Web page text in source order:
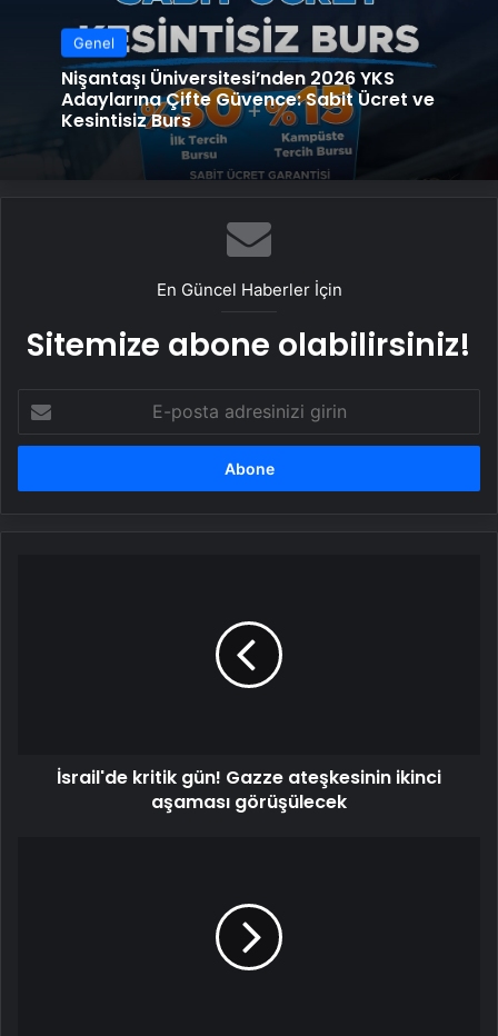
Genel
Nişantaşı Üniversitesi’nden 2026 YKS
Adaylarına Çifte Güvence: Sabit Ücret ve
Kesintisiz Burs
En Güncel Haberler İçin
Sitemize abone olabilirsiniz!
posta
adresinizi
İsrail'de kritik gün! Gazze ateşkesinin ikinci
aşaması görüşülecek